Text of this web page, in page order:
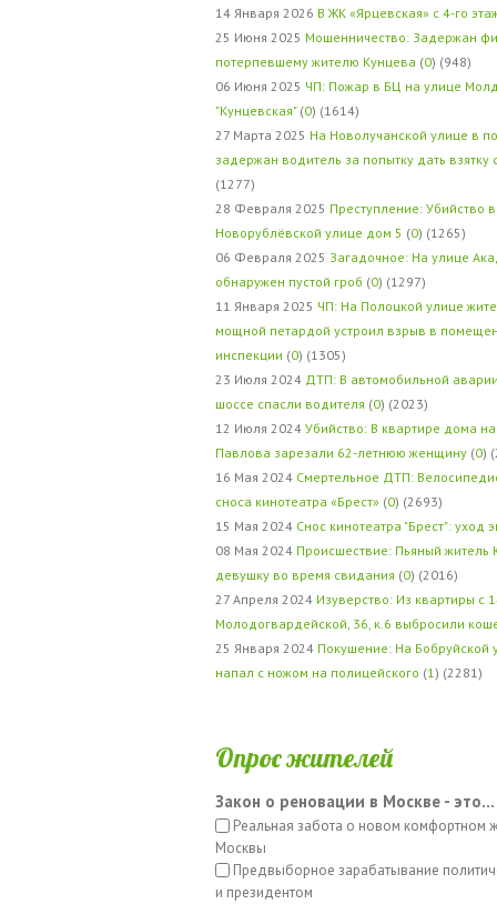
14 Января 2026 В ЖК «Ярцевская» с 4-го
25 Июня 2025 Мошенничество: Задержан
потерпевшему жителю Кунцева (0) (948)
06 Июня 2025 ЧП: Пожар в БЦ на улице
"Кунцевская" (0) (1614)
27 Марта 2025 На Новолучанской улице в
задержан водитель за попытку дать
(1277)
28 Февраля 2025 Преступление: Убийство
Новорублёвской улице дом 5 (0) (1265)
06 Февраля 2025 Загадочное: На улице
обнаружен пустой гроб (0) (1297)
11 Января 2025 ЧП: На Полоцкой улице
мощной петардой устроил взрыв в
инспекции (0) (1305)
23 Июля 2024 ДТП: В автомобильной
шоссе спасли водителя (0) (2023)
12 Июля 2024 Убийство: В квартире дома
Павлова зарезали 62-летнюю женщину (0)
16 Мая 2024 Смертельное ДТП:
сноса кинотеатра «Брест» (0) (2693)
15 Мая 2024 Снос кинотеатра "Брест": уход
08 Мая 2024 Происшествие: Пьяный житель
девушку во время свидания (0) (2016)
27 Апреля 2024 Изуверство: Из квартиры с
Молодогвардейской, 36, к.6 выбросили
25 Января 2024 Покушение: На Бобруйской
напал с ножом на полицейского (1 ) (2281)
Опрос жителей
Закон о реновации в Москве - это...
Реальная забота о новом комфортном
Москвы
Предвыборное зарабатывание
и президентом